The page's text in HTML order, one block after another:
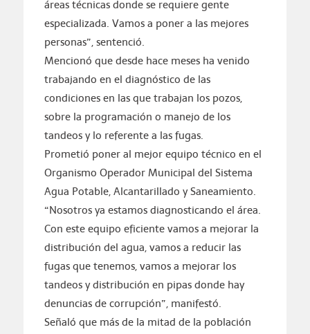
áreas técnicas donde se requiere gente
especializada. Vamos a poner a las mejores
personas”, sentenció.
Mencionó que desde hace meses ha venido
trabajando en el diagnóstico de las
condiciones en las que trabajan los pozos,
sobre la programación o manejo de los
tandeos y lo referente a las fugas.
Prometió poner al mejor equipo técnico en el
Organismo Operador Municipal del Sistema
Agua Potable, Alcantarillado y Saneamiento.
“Nosotros ya estamos diagnosticando el área.
Con este equipo eficiente vamos a mejorar la
distribución del agua, vamos a reducir las
fugas que tenemos, vamos a mejorar los
tandeos y distribución en pipas donde hay
denuncias de corrupción”, manifestó.
Señaló que más de la mitad de la población